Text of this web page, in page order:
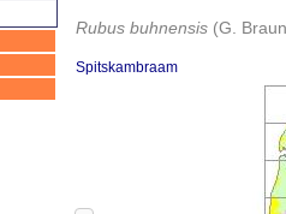
Rubus buhnensis (G.
Spitskambraam